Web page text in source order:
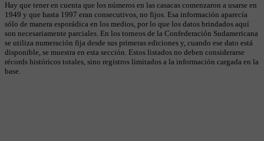
Hay que tener en cuenta que los números en las casacas comenzaron a usarse en
1949 y que hasta 1997 eran consecutivos, no fijos. Esa información aparecía
sólo de manera esporádica en los medios, por lo que los datos brindados aquí
son necesariamente parciales. En los torneos de la Confederación Sudamericana
se utiliza numeración fija desde sus primeras ediciones y, cuando ese dato está
disponible, se muestra en esta sección. Estos listados no deben considerarse
récords históricos totales, sino registros limitados a la información cargada en la
base.